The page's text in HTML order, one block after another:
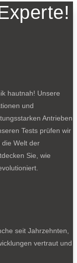
hautnah! Unsere
und
Antrieben
Tests prüfen wir
die Welt der
Sie, wie
seit Jahrzehnten,
vertraut und